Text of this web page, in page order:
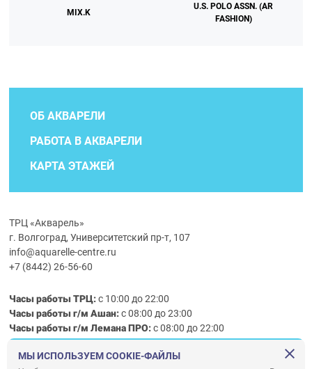
MIX.K
U.S. POLO ASSN. (AR
FASHION)
ОБ АКВАРЕЛИ
РАБОТА В АКВАРЕЛИ
КАРТА ЭТАЖЕЙ
ТРЦ «Акварель»
г. Волгоград, Университетский пр-т, 107
info@aquarelle-centre.ru
+7 (8442) 26-56-60
Часы работы ТРЦ:с 10:00 до 22:00
Часы работы г/м Ашан:с 08:00 до 23:00
Часы работыг/мЛемана ПРО:с 08:00 до 22:00
Правила посещения ТРЦ «Акварель»
МЫ ИСПОЛЬЗУЕМ COOKIE-ФАЙЛЫ